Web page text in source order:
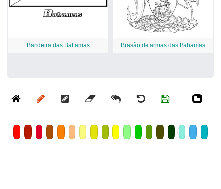
Bandeira das Bahamas Brasão de armas das Bahamas